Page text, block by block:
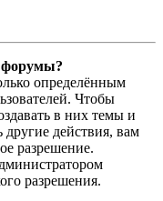
форумы?
определённым
Чтобы
в них темы и
другие действия, вам
разрешение.
разрешения.